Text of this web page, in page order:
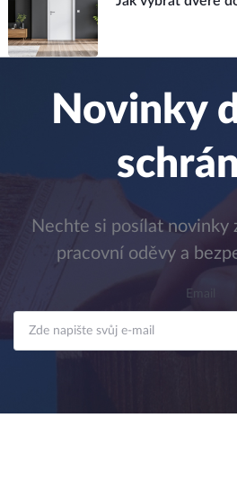
Novinky
Nechte si posílat novinky
pracovní oděvy a
Email